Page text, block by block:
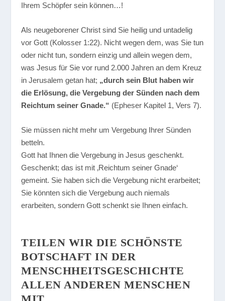
Ihrem Schöpfer sein können…!
Als neugeborener Christ sind Sie heilig und untadelig
vor Gott (Kolosser 1:22). Nicht wegen dem, was Sie tun
oder nicht tun, sondern einzig und allein wegen dem,
was Jesus für Sie vor rund 2.000 Jahren an dem Kreuz
in Jerusalem getan hat; „durch sein Blut haben wir
die Erlösung, die Vergebung der Sünden nach dem
Reichtum seiner Gnade.“ (Epheser Kapitel 1, Vers 7).
Sie müssen nicht mehr um Vergebung Ihrer Sünden
betteln.
Gott hat Ihnen die Vergebung in Jesus geschenkt.
Geschenkt; das ist mit ‚Reichtum seiner Gnade‘
gemeint. Sie haben sich die Vergebung nicht erarbeitet;
Sie könnten sich die Vergebung auch niemals
erarbeiten, sondern Gott schenkt sie Ihnen einfach.
TEILEN WIR DIE SCHÖNSTE
BOTSCHAFT IN DER
MENSCHHEITSGESCHICHTE
ALLEN ANDEREN MENSCHEN